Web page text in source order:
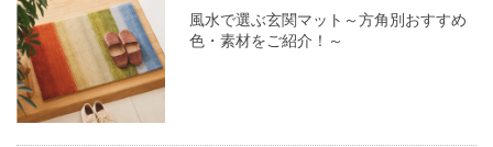
風水で選ぶ玄関マット～方角別おすすめ
色・素材をご紹介！～